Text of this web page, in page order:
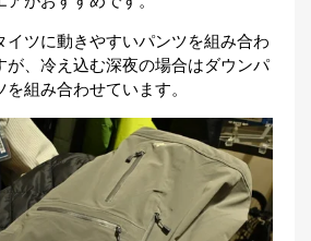
イツに動きやすいパンツを組み合わ
が、冷え込む深夜の場合はダウンパ
組み合わせています。